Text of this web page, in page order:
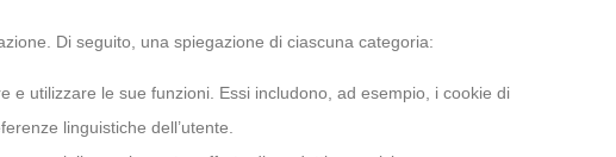
Di seguito, una spiegazione di ciascuna categoria:
e utilizzare le sue funzioni. Essi includono, ad esempio, i cookie di
linguistiche dell’utente.